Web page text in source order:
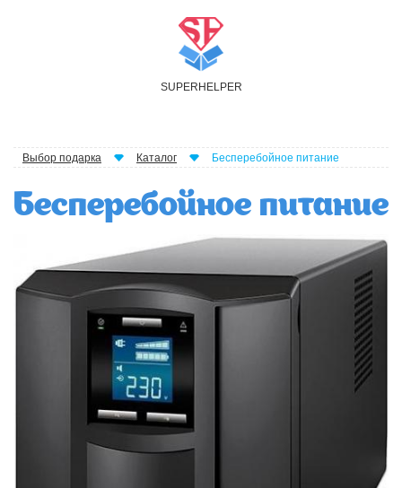
SUPER H ELPER
Выбор подарка Каталог Бесперебойное питание
Бесперебойное питание